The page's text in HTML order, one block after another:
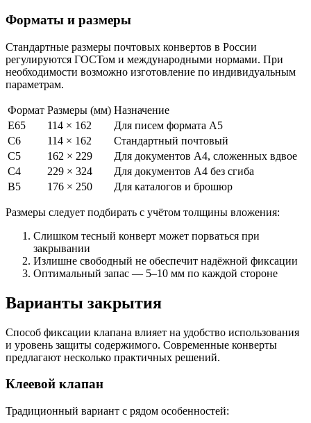
Форматы и размеры
Стандартные размеры почтовых конвертов в России
регулируются ГОСТом и международными нормами. При
необходимости возможно изготовление по индивидуальным
параметрам.
Формат Размеры (мм) Назначение
Е65
114 × 162
Для писем формата А5
С6
114 × 162
Стандартный почтовый
С5
162 × 229
Для документов А4, сложенных вдвое
С4
229 × 324
Для документов А4 без сгиба
В5
176 × 250 Для каталогов и брошюр
Размеры следует подбирать с учётом толщины вложения:
Слишком тесный конверт может порваться при
закрывании
Излишне свободный не обеспечит надёжной фиксации
Оптимальный запас — 5–10 мм по каждой стороне
Варианты закрытия
Способ фиксации клапана влияет на удобство использования
и уровень защиты содержимого. Современные конверты
предлагают несколько практичных решений.
Клеевой клапан
Традиционный вариант с рядом особенностей: